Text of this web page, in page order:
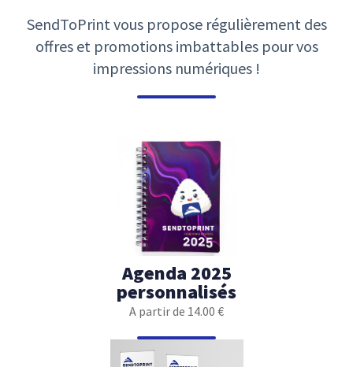
SendToPrint vous propose régulièrement des
offres et promotions imbattables pour vos
impressions numériques !
Agenda 2025
personnalisés
A partir de 14.00 €